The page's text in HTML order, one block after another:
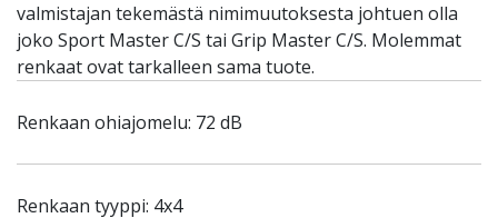
valmistajan tekemästä nimimuutoksesta johtuen olla
joko Sport Master C/S tai Grip Master C/S. Molemmat
renkaat ovat tarkalleen sama tuote.
Renkaan ohiajomelu: 72 dB
Renkaan tyyppi: 4x4